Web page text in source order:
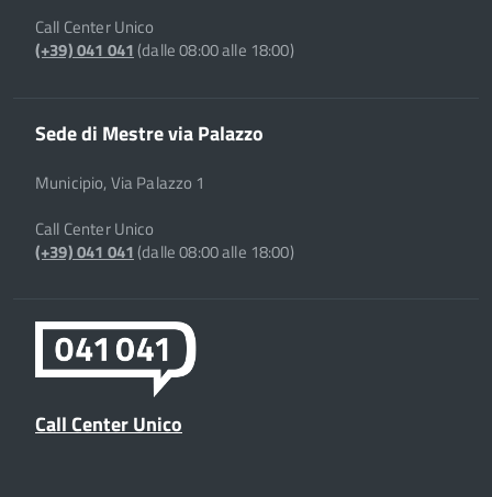
Call Center Unico
(+39) 041 041(dalle 08:00 alle 18:00)
Sede di Mestre via Palazzo
Municipio, Via Palazzo 1
Call Center Unico
(+39) 041 041(dalle 08:00 alle 18:00)
Call Center Unico